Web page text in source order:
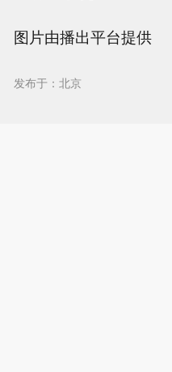
图片由播出平台提供
发布于：北京